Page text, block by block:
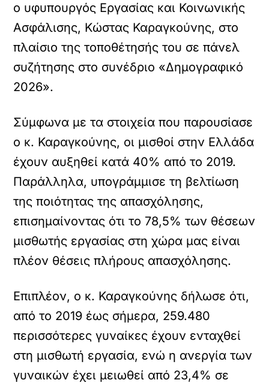
ο υφυπουργός Εργασίας και Κοινωνικής
Ασφάλισης, Κώστας Καραγκούνης, στο
πλαίσιο της τοποθέτησής του σε πάνελ
συζήτησης στο συνέδριο «Δημογραφικό
2026».
Σύμφωνα με τα στοιχεία που παρουσίασε
ο κ. Καραγκούνης, οι μισθοί στην Ελλάδα
έχουν αυξηθεί κατά 40% από το 2019.
Παράλληλα, υπογράμμισε τη βελτίωση
της ποιότητας της απασχόλησης,
επισημαίνοντας ότι το 78,5% των θέσεων
μισθωτής εργασίας στη χώρα μας είναι
πλέον θέσεις πλήρους απασχόλησης.
Επιπλέον, ο κ. Καραγκούνης δήλωσε ότι,
από το 2019 έως σήμερα, 259.480
περισσότερες γυναίκες έχουν ενταχθεί
στη μισθωτή εργασία, ενώ η ανεργία των
γυναικών έχει μειωθεί από 23,4% σε